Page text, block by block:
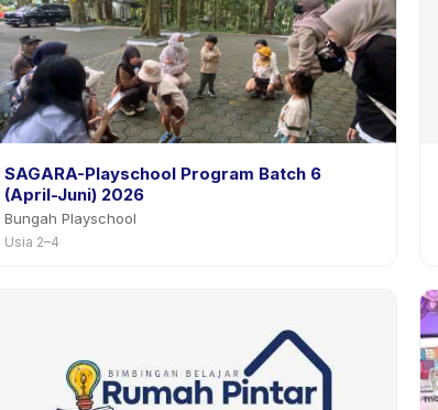
SAGARA-Playschool Program Batch 6
(April-Juni) 2026
Bungah Playschool
Usia 2–4